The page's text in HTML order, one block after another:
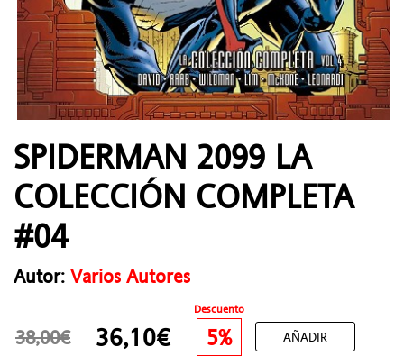
SPIDERMAN 2099 LA
COLECCIÓN COMPLETA
#04
Autor: Varios Autores
Descuento
38,00€ 36,10€ 5% AÑADIR